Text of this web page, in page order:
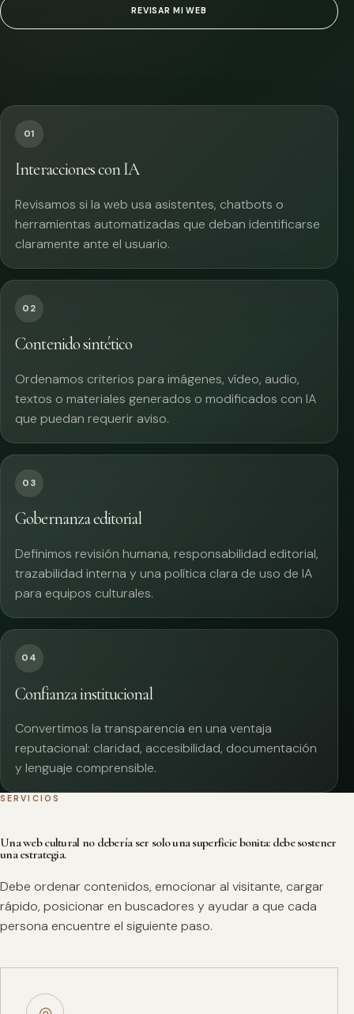
REVISAR MI WEB
01
Interacciones con IA
Revisamos si la web usa asistentes, chatbots o
herramientas automatizadas que deban identificarse
claramente ante el usuario.
02
Contenido sintético
Ordenamos criterios para imágenes, vídeo, audio,
textos o materiales generados o modificados con IA
que puedan requerir aviso.
03
Gobernanza editorial
Definimos revisión humana, responsabilidad editorial,
trazabilidad interna y una política clara de uso de IA
para equipos culturales.
04
Confianza institucional
Convertimos la transparencia en una ventaja
reputacional: claridad, accesibilidad, documentación
y lenguaje comprensible.
SERVICIOS
Una web cultural no debería ser solo una superficie bonita: debe sostener
una estrategia.
Debe ordenar contenidos, emocionar al visitante, cargar
rápido, posicionar en buscadores y ayudar a que cada
persona encuentre el siguiente paso.